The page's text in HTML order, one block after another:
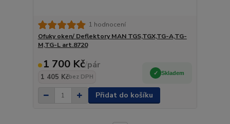
1 hodnocení
Ofuky oken/ Deflektory MAN TGS,TGX,TG-A,TG-
M,TG-L art.8720
1 700 Kč/pár
1 405 Kčbez DPH
Skladem
Přidat do košíku